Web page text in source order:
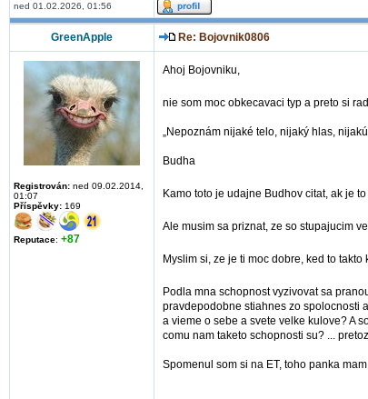
ned 01.02.2026, 01:56
GreenApple Re: Bojovnik0806
Registrován: ned 09.02.2014,
01:07
Příspěvky: 169
Reputace: +87
Ahoj Bojovniku,
nie som moc obkecavaci typ a preto si
„Nepoznám nijaké telo, nijaký hlas,
Budha
Kamo toto je udajne Budhov citat, ak je
Ale musim sa priznat, ze so stupajucim
Myslim si, ze je ti moc dobre, ked to
Podla mna schopnost vyzivovat sa
pravdepodobne stiahnes zo spolocnosti
a vieme o sebe a svete velke kulove? A
comu nam taketo schopnosti su? ...
Spomenul som si na ET, toho panka